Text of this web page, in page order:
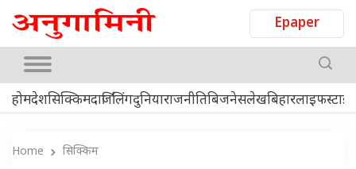
Epaper
होमदेशसिक्किमदार्जिलिंगदुनियाराजनीतिबिजनेसलेखबिहार
Home सिक्किम